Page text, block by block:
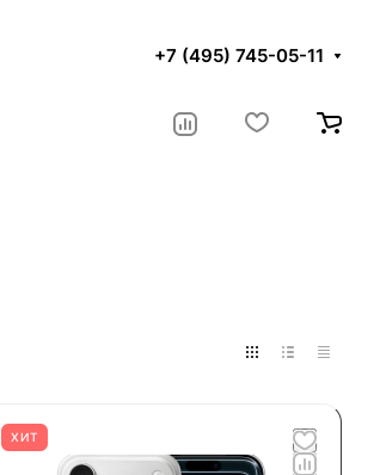
+7 (495) 745-05-11
ХИТ